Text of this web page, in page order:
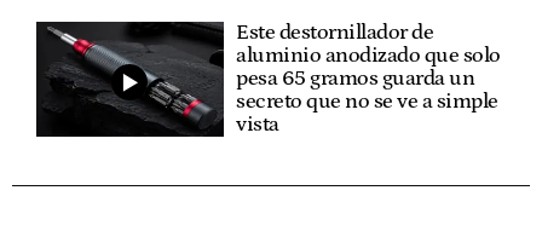
Este destornillador de
aluminio anodizado que solo
pesa 65 gramos guarda un
secreto que no se ve a simple
vista